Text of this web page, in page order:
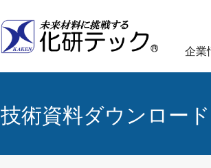
企業
技術資料ダウンロー